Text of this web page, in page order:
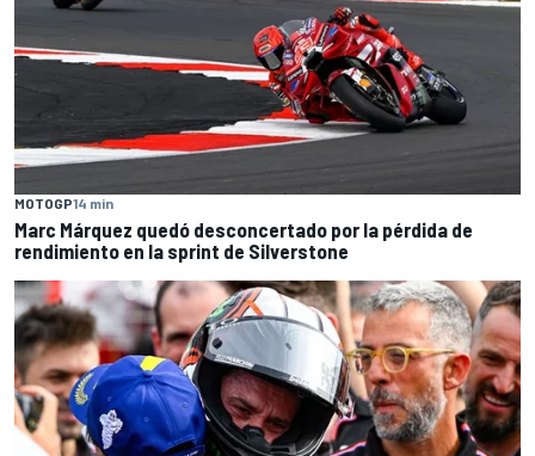
MOTOGP14 min
Marc Márquez quedó desconcertado por la pérdida de
rendimiento en la sprint de Silverstone